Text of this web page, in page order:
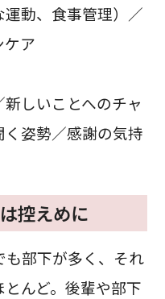
動、食事管理）／
ケア
しいことへのチャ
姿勢／感謝の気持
控えめに
も部下が多く、それ
んど。後輩や部下